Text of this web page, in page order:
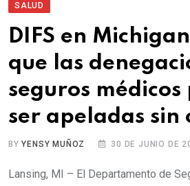
SALUD
DIFS en
que las
seguros médicos
ser apeladas sin
BYYENSY MUÑOZ 30 DE JUNIO DE
Lansing, MI – El Departamento de